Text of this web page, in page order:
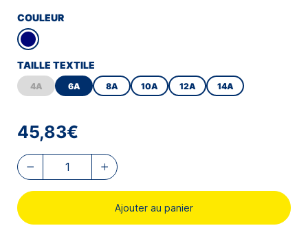
COULEUR
TAILLE TEXTILE
4A 6A 8A 10A 12A 14A
45,83€
Ajouter au panier